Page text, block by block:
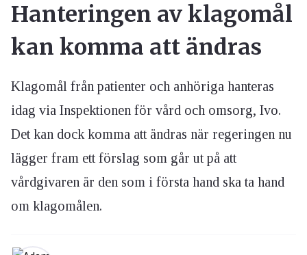
Hanteringen av klagomål
kan komma att ändras
Klagomål från patienter och anhöriga hanteras
idag via Inspektionen för vård och omsorg, Ivo.
Det kan dock komma att ändras när regeringen nu
lägger fram ett förslag som går ut på att
vårdgivaren är den som i första hand ska ta hand
om klagomålen.